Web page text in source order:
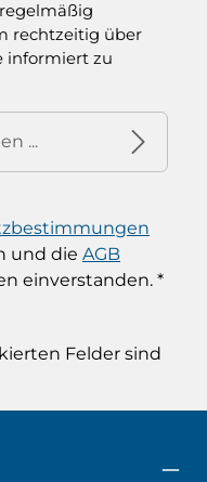
rechtzeitig über
informiert zu
und die AGB
einverstanden. *
Felder sind